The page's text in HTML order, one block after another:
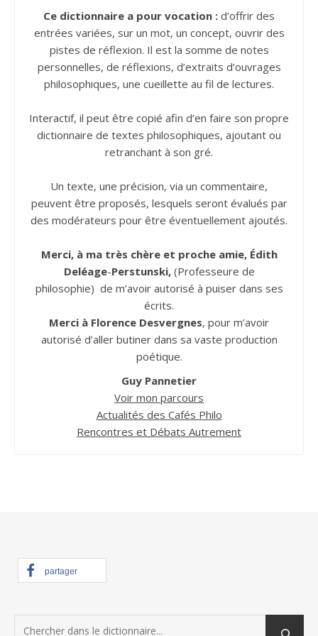
Ce dictionnaire a pour vocation : d’offrir des
entrées variées, sur un mot, un concept, ouvrir des
pistes de réflexion. Il est la somme de notes
personnelles, de réflexions, d’extraits d’ouvrages
philosophiques, une cueillette au fil de lectures.
Interactif, il peut être copié afin d’en faire son propre
dictionnaire de textes philosophiques, ajoutant ou
retranchant à son gré.
Un texte, une précision, via un commentaire,
peuvent être proposés, lesquels seront évalués par
des modérateurs pour être éventuellement ajoutés.
Merci, à ma très chère et proche amie, Édith
Deléage-Perstunski,(Professeure de
philosophie) de m’avoir autorisé à puiser dans ses
écrits.
Merci à Florence Desvergnes, pour m’avoir
autorisé d’aller butiner dans sa vaste production
poétique.
Guy Pannetier
Voir mon parcours
Actualités des Cafés Philo
Rencontres et Débats Autrement
partager